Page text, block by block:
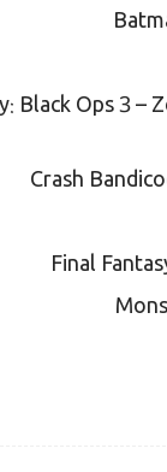
Black Ops 3 –
Crash
Final